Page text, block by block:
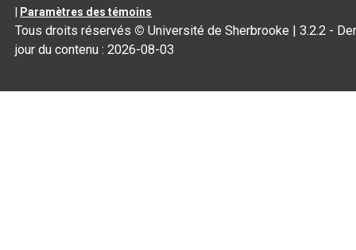
Paramètres des témoins
Tous droits réservés © Université de Sherbrooke |3.2.2 -
jour du contenu :2026-08-03